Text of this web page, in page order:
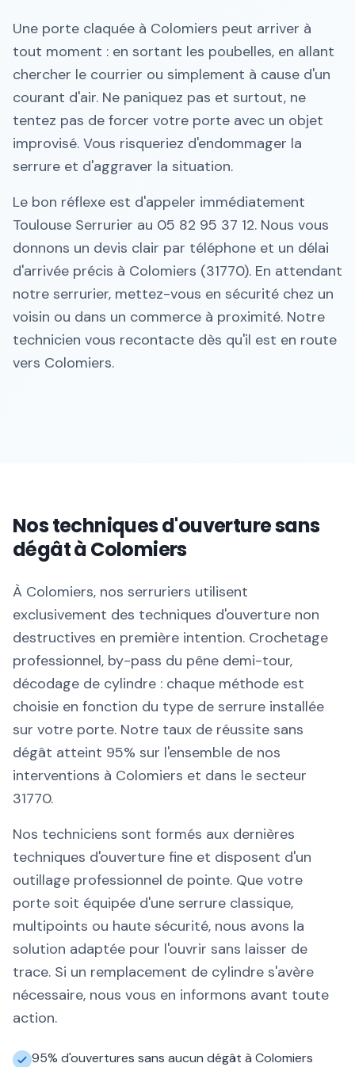
Une porte claquée à Colomiers peut arriver à
tout moment : en sortant les poubelles, en allant
chercher le courrier ou simplement à cause d'un
courant d'air. Ne paniquez pas et surtout, ne
tentez pas de forcer votre porte avec un objet
improvisé. Vous risqueriez d'endommager la
serrure et d'aggraver la situation.
Le bon réflexe est d'appeler immédiatement
Toulouse Serrurier au 05 82 95 37 12. Nous vous
donnons un devis clair par téléphone et un délai
d'arrivée précis à Colomiers (31770). En attendant
notre serrurier, mettez-vous en sécurité chez un
voisin ou dans un commerce à proximité. Notre
technicien vous recontacte dès qu'il est en route
vers Colomiers.
Nos techniques d'ouverture sans
dégât à Colomiers
À Colomiers, nos serruriers utilisent
exclusivement des techniques d'ouverture non
destructives en première intention. Crochetage
professionnel, by-pass du pêne demi-tour,
décodage de cylindre : chaque méthode est
choisie en fonction du type de serrure installée
sur votre porte. Notre taux de réussite sans
dégât atteint 95% sur l'ensemble de nos
interventions à Colomiers et dans le secteur
31770.
Nos techniciens sont formés aux dernières
techniques d'ouverture fine et disposent d'un
outillage professionnel de pointe. Que votre
porte soit équipée d'une serrure classique,
multipoints ou haute sécurité, nous avons la
solution adaptée pour l'ouvrir sans laisser de
trace. Si un remplacement de cylindre s'avère
nécessaire, nous vous en informons avant toute
action.
95% d'ouvertures sans aucun dégât à Colomiers